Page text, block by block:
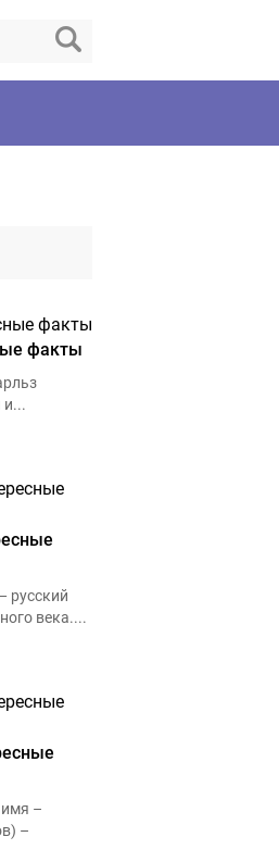
факты
русский
века....
–
–